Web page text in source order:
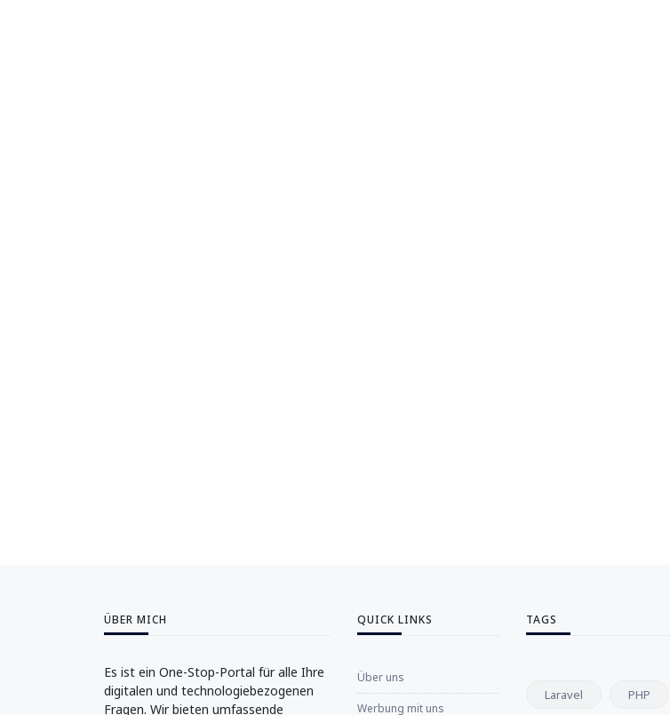
ÜBER MICH
Es ist ein One-Stop-Portal für alle Ihre
digitalen und technologiebezogenen
Fragen. Wir bieten umfassende
QUICK LINKS
Über uns
Werbung mit uns
TAGS
Laravel PHP